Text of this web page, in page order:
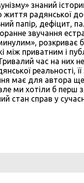
знаний
життя радянської
папір, дефіцит,
звучання
розкриває
між приватним і
час на них
реальності,
має для автора
ми хотіли б
стан справ у